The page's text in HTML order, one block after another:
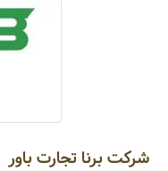
شرکت برنا تجارت باور